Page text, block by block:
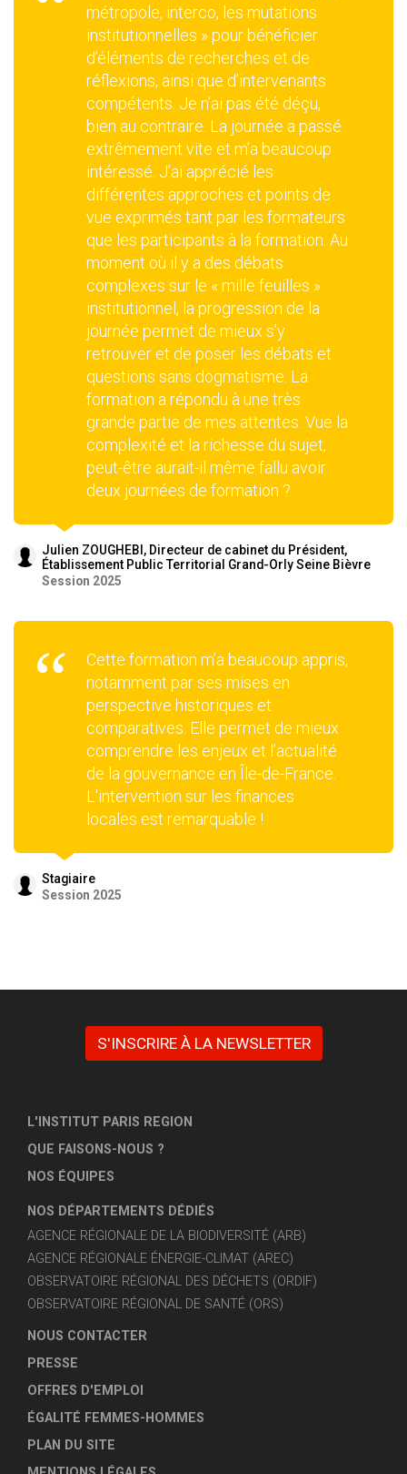
métropole, interco, les mutations
institutionnelles » pour bénéficier
d’éléments de recherches et de
réflexions, ainsi que d’intervenants
compétents. Je n’ai pas été déçu,
bien au contraire. La journée a passé
extrêmement vite et m’a beaucoup
intéressé. J’ai apprécié les
différentes approches et points de
vue exprimés tant par les formateurs
que les participants à la formation. Au
moment où il y a des débats
complexes sur le « mille feuilles »
institutionnel, la progression de la
journée permet de mieux s’y
retrouver et de poser les débats et
questions sans dogmatisme. La
formation a répondu à une très
grande partie de mes attentes. Vue la
complexité et la richesse du sujet,
peut-être aurait-il même fallu avoir
deux journées de formation ?
Julien ZOUGHEBI, Directeur de cabinet du Président,
Établissement Public Territorial Grand-Orly Seine Bièvre
Session 2025
Cette formation m’a beaucoup appris,
notamment par ses mises en
perspective historiques et
comparatives. Elle permet de mieux
comprendre les enjeux et l’actualité
de la gouvernance en Île-de-France.
L'intervention sur les finances
locales est remarquable !
Stagiaire
Session 2025
S'INSCRIRE À LA NEWSLETTER
L'INSTITUT PARIS REGION
QUE FAISONS-NOUS ?
NOS ÉQUIPES
NOS DÉPARTEMENTS DÉDIÉS
AGENCE RÉGIONALE DE LA BIODIVERSITÉ (ARB)
AGENCE RÉGIONALE ÉNERGIE-CLIMAT (AREC)
OBSERVATOIRE RÉGIONAL DES DÉCHETS (ORDIF)
OBSERVATOIRE RÉGIONAL DE SANTÉ (ORS)
NOUS CONTACTER
PRESSE
OFFRES D'EMPLOI
ÉGALITÉ FEMMES-HOMMES
PLAN DU SITE